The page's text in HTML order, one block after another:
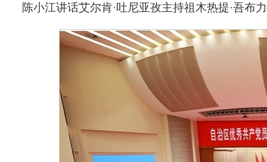
陈小江讲话艾尔肯·吐尼亚孜主持祖木热提·吾布